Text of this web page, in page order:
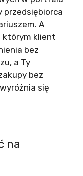
przedsiębiorca
A
którym klient
bez
a Ty
bez
się
na